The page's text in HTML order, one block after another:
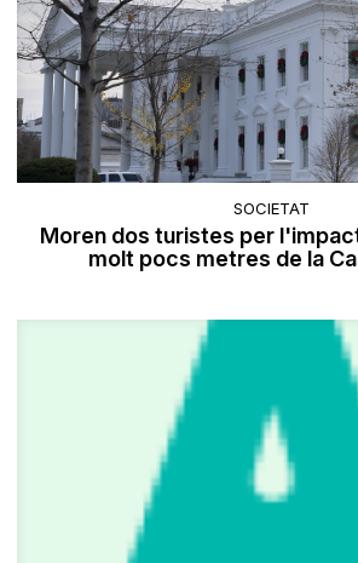
SOCIETAT
Moren dos turistes per
molt pocs metres de la